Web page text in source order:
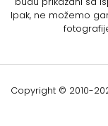
Ipak, ne možemo
Copyright © 2010-